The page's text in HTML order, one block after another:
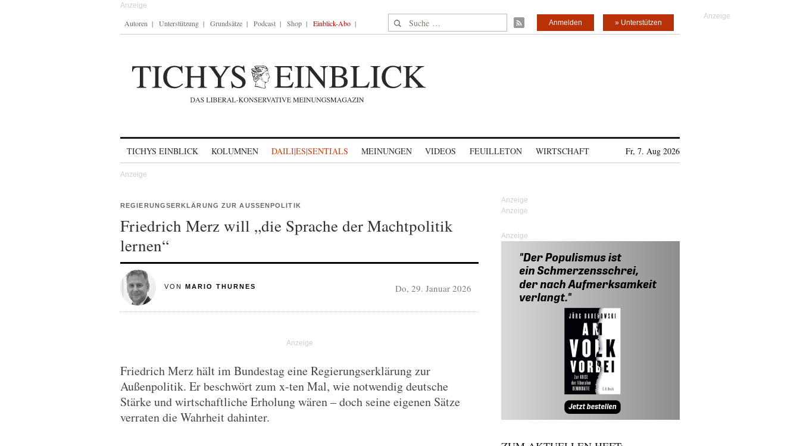
Autoren Unterstützung Grundsätze Podcast Shop Einblick-Abo Suche nach: » Unterstützen
Anmelden
TICHYS EINBLICK KOLUMNEN DAILI|ES|SENTIALS MEINUNGEN VIDEOS FEUILLETON WIRTSCHAFT Fr, 7. Aug 2026
REGIERUNGSERKLÄRUNG ZUR AUSSENPOLITIK
Friedrich Merz will „die Sprache der Machtpolitik
lernen“
VON MARIO THURNES Do, 29. Januar 2026
Friedrich Merz hält im Bundestag eine Regierungserklärung zur
Außenpolitik. Er beschwört zum x-ten Mal, wie notwendig deutsche
Stärke und wirtschaftliche Erholung wären – doch seine eigenen Sätze
verraten die Wahrheit dahinter.
Anzeige